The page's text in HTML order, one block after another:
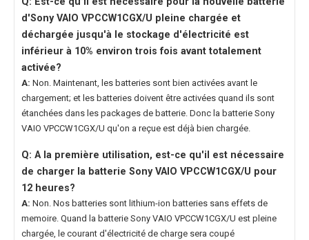
d'Sony VAIO VPCCW1CGX/U pleine chargée et
déchargée jusqu'à le stockage d'électricité est
inférieur à 10% environ trois fois avant totalement
activée?
A: Non. Maintenant, les batteries sont bien activées avant le
chargement; et les batteries doivent être activées quand ils sont
étanchées dans les packages de batterie. Donc la batterie Sony
VAIO VPCCW1CGX/U qu'on a reçue est déjà bien chargée.
Q: A la première utilisation, est-ce qu'il est nécessaire
de charger la batterie Sony VAIO VPCCW1CGX/U pour
12 heures?
A: Non. Nos batteries sont lithium-ion batteries sans effets de
memoire. Quand la batterie Sony VAIO VPCCW1CGX/U est pleine
chargée, le courant d'électricité de charge sera coupé